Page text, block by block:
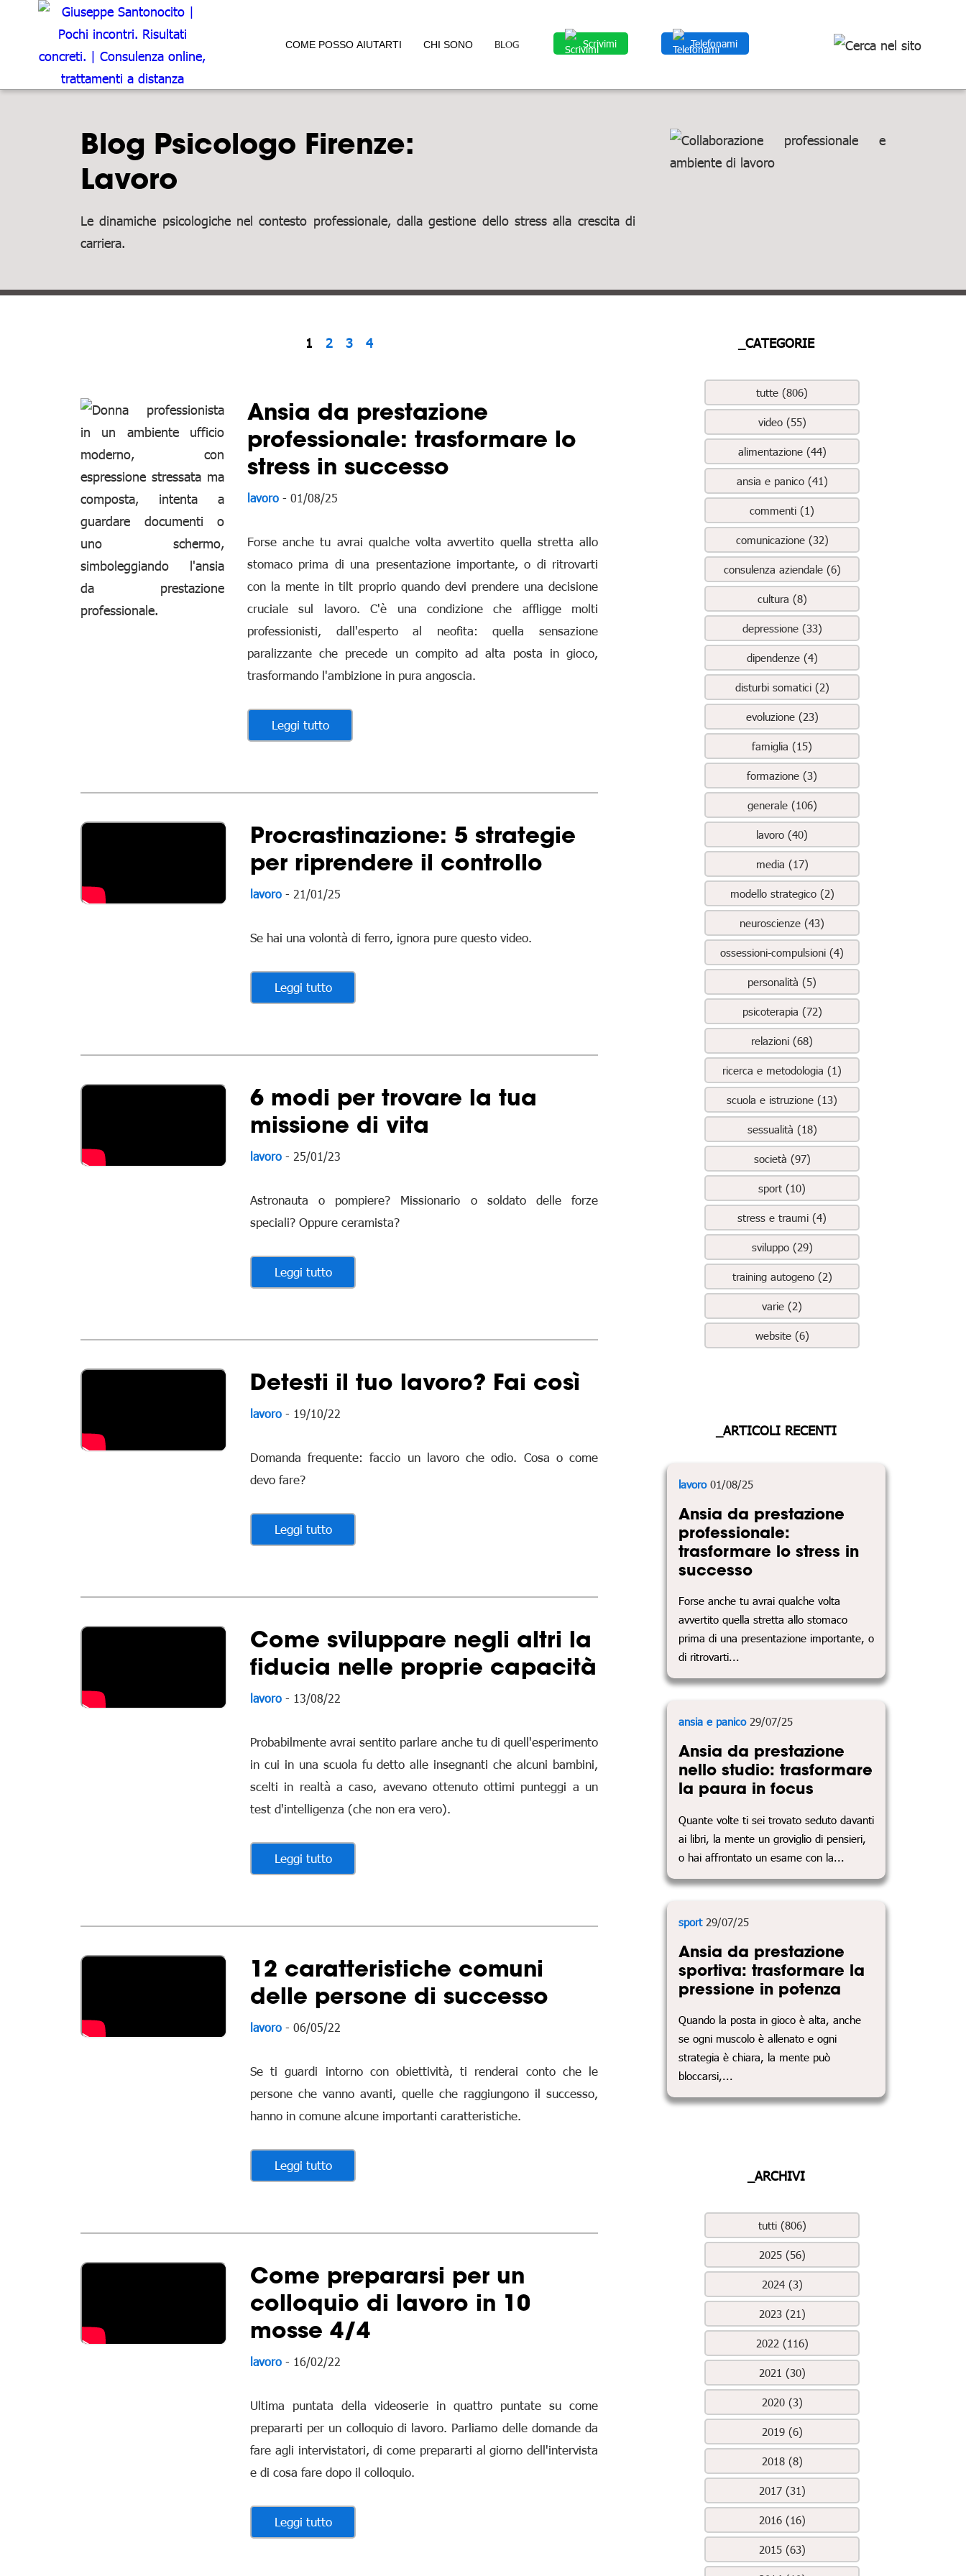
COME POSSO AIUTARTI CHI SONO BLOG Scrivimi Telefonami
Blog Psicologo Firenze:
Lavoro
Le dinamiche psicologiche nel contesto professionale, dalla gestione dello stress alla crescita di
carriera.
1 2 3 4
Ansia da prestazione
professionale: trasformare lo
stress in successo
lavoro - 01/08/25
Forse anche tu avrai qualche volta avvertito quella stretta allo
stomaco prima di una presentazione importante, o di ritrovarti
con la mente in tilt proprio quando devi prendere una decisione
cruciale sul lavoro. C'è una condizione che affligge molti
professionisti, dall'esperto al neofita: quella sensazione
paralizzante che precede un compito ad alta posta in gioco,
trasformando l'ambizione in pura angoscia.
Leggi tutto
Procrastinazione: 5 strategie
per riprendere il controllo
lavoro - 21/01/25
Se hai una volontà di ferro, ignora pure questo video.
Leggi tutto
6 modi per trovare la tua
missione di vita
lavoro - 25/01/23
Astronauta o pompiere? Missionario o soldato delle forze
speciali? Oppure ceramista?
Leggi tutto
Detesti il tuo lavoro? Fai così
lavoro - 19/10/22
Domanda frequente: faccio un lavoro che odio. Cosa o come
devo fare?
Leggi tutto
Come sviluppare negli altri la
fiducia nelle proprie capacità
lavoro - 13/08/22
Probabilmente avrai sentito parlare anche tu di quell'esperimento
in cui in una scuola fu detto alle insegnanti che alcuni bambini,
scelti in realtà a caso, avevano ottenuto ottimi punteggi a un
test d'intelligenza (che non era vero).
Leggi tutto
12 caratteristiche comuni
delle persone di successo
lavoro - 06/05/22
Se ti guardi intorno con obiettività, ti renderai conto che le
persone che vanno avanti, quelle che raggiungono il successo,
hanno in comune alcune importanti caratteristiche.
Leggi tutto
Come prepararsi per un
colloquio di lavoro in 10
mosse 4/4
lavoro - 16/02/22
Ultima puntata della videoserie in quattro puntate su come
prepararti per un colloquio di lavoro. Parliamo delle domande da
fare agli intervistatori, di come prepararti al giorno dell'intervista
e di cosa fare dopo il colloquio.
Leggi tutto
_CATEGORIE
tutte (806)
video (55)
alimentazione (44)
ansia e panico (41)
commenti (1)
comunicazione (32)
consulenza aziendale (6)
cultura (8)
depressione (33)
dipendenze (4)
disturbi somatici (2)
evoluzione (23)
famiglia (15)
formazione (3)
generale (106)
lavoro (40)
media (17)
modello strategico (2)
neuroscienze (43)
ossessioni-compulsioni (4)
personalità (5)
psicoterapia (72)
relazioni (68)
ricerca e metodologia (1)
scuola e istruzione (13)
sessualità (18)
società (97)
sport (10)
stress e traumi (4)
sviluppo (29)
training autogeno (2)
varie (2)
website (6)
_ARTICOLI RECENTI
lavoro01/08/25
Ansia da prestazione
professionale:
trasformare lo stress in
successo
Forse anche tu avrai qualche volta
avvertito quella stretta allo stomaco
prima di una presentazione importante, o
di ritrovarti...
ansia e panico29/07/25
Ansia da prestazione
nello studio: trasformare
la paura in focus
Quante volte ti sei trovato seduto davanti
ai libri, la mente un groviglio di pensieri,
o hai affrontato un esame con la...
sport29/07/25
Ansia da prestazione
sportiva: trasformare la
pressione in potenza
Quando la posta in gioco è alta, anche
se ogni muscolo è allenato e ogni
strategia è chiara, la mente può
bloccarsi,...
_ARCHIVI
tutti (806)
2025 (56)
2024 (3)
2023 (21)
2022 (116)
2021 (30)
2020 (3)
2019 (6)
2018 (8)
2017 (31)
2016 (16)
2015 (63)